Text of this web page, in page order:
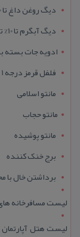
دیگ روغن داغ تا 10% تخفیف
دیگ آبگرم تا 10% تخفیف
ادویه جات بسته
فلفل قرمز درجه 1
مانتو اسلامی
مانتو حجاب
مانتو پوشیده
برج خنک کننده
برداشتن خال با
لیست مسافرخانه های